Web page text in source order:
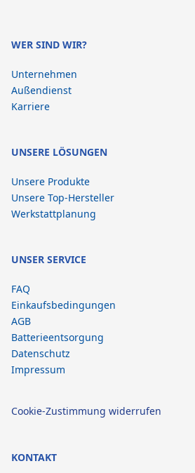
WER SIND WIR?
Unternehmen
Außendienst
Karriere
UNSERE LÖSUNGEN
Unsere Produkte
Unsere Top-Hersteller
Werkstattplanung
UNSER SERVICE
FAQ
Einkaufsbedingungen
AGB
Batterieentsorgung
Datenschutz
Impressum
Cookie-Zustimmung widerrufen
KONTAKT